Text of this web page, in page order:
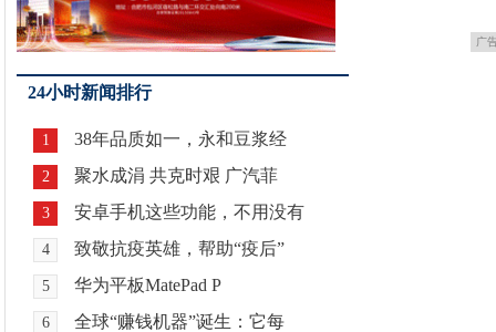
广
24小时新闻排行
1 38年品质如一，永和豆浆经
2 聚水成涓 共克时艰 广汽菲
3 安卓手机这些功能，不用没有
4 致敬抗疫英雄，帮助“疫后”
5 华为平板MatePad P
6 全球“赚钱机器”诞生：它每